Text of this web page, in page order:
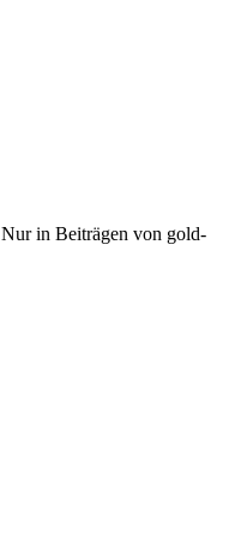
Nur in Beiträgen von gold-